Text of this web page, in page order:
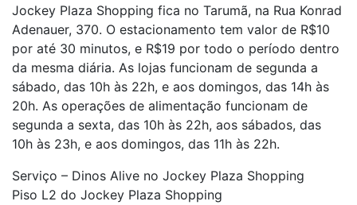
Jockey Plaza Shopping fica no Tarumã, na Rua Konrad
Adenauer, 370. O estacionamento tem valor de R$10
por até 30 minutos, e R$19 por todo o período dentro
da mesma diária. As lojas funcionam de segunda a
sábado, das 10h às 22h, e aos domingos, das 14h às
20h. As operações de alimentação funcionam de
segunda a sexta, das 10h às 22h, aos sábados, das
10h às 23h, e aos domingos, das 11h às 22h.
Serviço – Dinos Alive no Jockey Plaza Shopping
Piso L2 do Jockey Plaza Shopping